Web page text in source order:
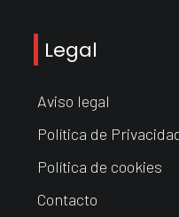
Legal
Aviso legal
Política de
Política de cookies
Contacto